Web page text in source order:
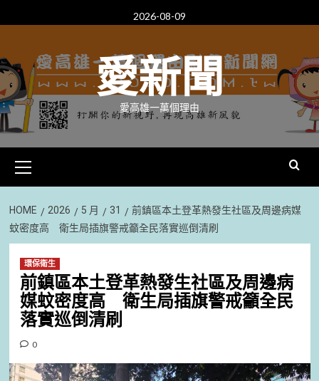
to
2026-08-09
愛新聞
愛高雄一萬個理由
Menu
HOME 2026 5 月 31
前鎮區本土登革熱發生社區及周邊病媒
蚊密度高 衛生局插旗警戒籲全民落實巡倒清刷
環保衛生
前鎮區本土登革熱發生社區及周邊病
媒蚊密度高 衛生局插旗警戒籲全民
落實巡倒清刷
0